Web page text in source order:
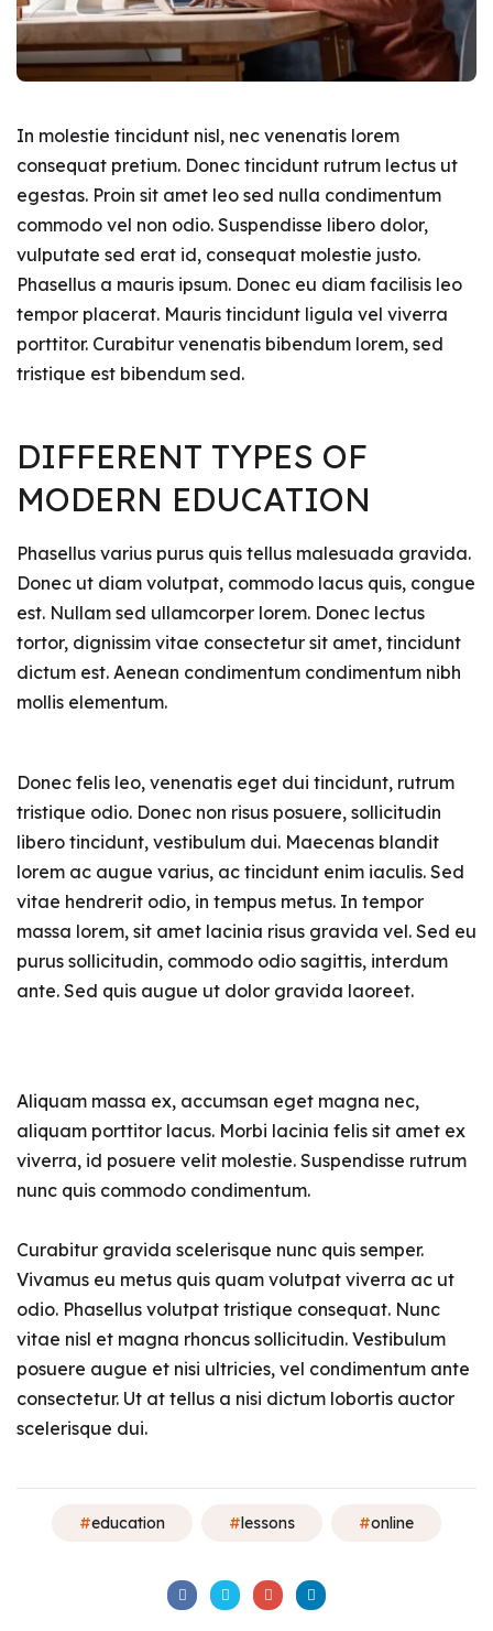
In molestie tincidunt nisl, nec venenatis lorem
consequat pretium. Donec tincidunt rutrum lectus ut
egestas. Proin sit amet leo sed nulla condimentum
commodo vel non odio. Suspendisse libero dolor,
vulputate sed erat id, consequat molestie justo.
Phasellus a mauris ipsum. Donec eu diam facilisis leo
tempor placerat. Mauris tincidunt ligula vel viverra
porttitor. Curabitur venenatis bibendum lorem, sed
tristique est bibendum sed.
DIFFERENT TYPES OF
MODERN EDUCATION
Phasellus varius purus quis tellus malesuada gravida.
Donec ut diam volutpat, commodo lacus quis, congue
est. Nullam sed ullamcorper lorem. Donec lectus
tortor, dignissim vitae consectetur sit amet, tincidunt
dictum est. Aenean condimentum condimentum nibh
mollis elementum.
Donec felis leo, venenatis eget dui tincidunt, rutrum
tristique odio. Donec non risus posuere, sollicitudin
libero tincidunt, vestibulum dui. Maecenas blandit
lorem ac augue varius, ac tincidunt enim iaculis. Sed
vitae hendrerit odio, in tempus metus. In tempor
massa lorem, sit amet lacinia risus gravida vel. Sed eu
purus sollicitudin, commodo odio sagittis, interdum
ante. Sed quis augue ut dolor gravida laoreet.
Aliquam massa ex, accumsan eget magna nec,
aliquam porttitor lacus. Morbi lacinia felis sit amet ex
viverra, id posuere velit molestie. Suspendisse rutrum
nunc quis commodo condimentum.
Curabitur gravida scelerisque nunc quis semper.
Vivamus eu metus quis quam volutpat viverra ac ut
odio. Phasellus volutpat tristique consequat. Nunc
vitae nisl et magna rhoncus sollicitudin. Vestibulum
posuere augue et nisi ultricies, vel condimentum ante
consectetur. Ut at tellus a nisi dictum lobortis auctor
scelerisque dui.
education lessons online